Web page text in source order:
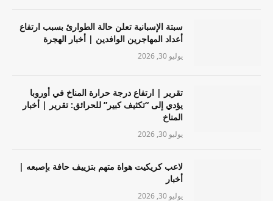
سبتة الإسبانية تعلن حالة الطوارئ بسبب ارتفاع
أعداد المهاجرين الوافدين | أخبار الهجرة
يوليو 30, 2026
تقرير | ارتفاع درجة حرارة المناخ في أوروبا
يؤدي إلى “تكثيف كبير” للحرائق: تقرير | أخبار
المناخ
يوليو 30, 2026
لاعب كريكيت هواة متهم بتزييف حافة بإصبعه |
أخبار
يوليو 30, 2026